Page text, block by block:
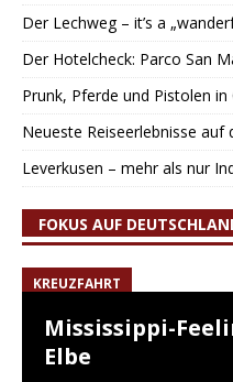
Der Lechweg – it’s a
Der Hotelcheck: Parco San
Prunk, Pferde und Pistolen in
Neueste Reiseerlebnisse auf
Leverkusen – mehr als nur
FOKUS AUF
KREUZFAHRT
Mississippi-
Elbe